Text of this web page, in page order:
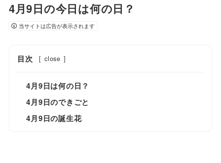
4月9日の今日は何の日？
当サイトは広告が表示されます
目次 [ close ]
4月9日は何の日？
4月9日のできごと
4月9日の誕生花